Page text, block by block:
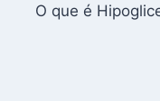
O que é